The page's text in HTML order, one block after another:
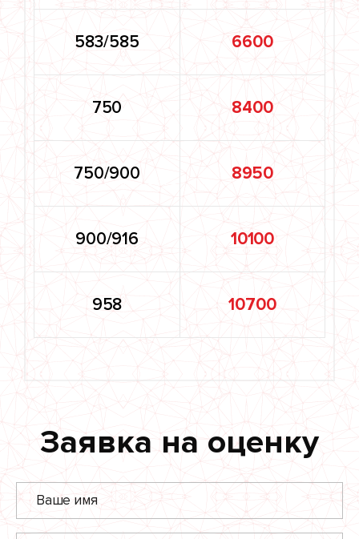
583/585 6600
750 8400
750/900 8950
900/916 10100
958 10700
Заявка на оценку